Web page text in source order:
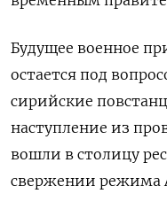
Будущее военное
остается под
сирийские
наступление из
вошли в столицу
свержении режима